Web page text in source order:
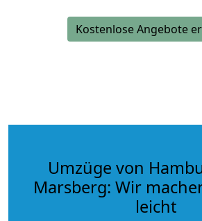
Kostenlose Angebote
Umzüge von
Marsberg: Wir
leicht